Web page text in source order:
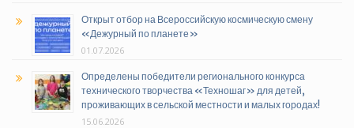
Открыт отбор на Всероссийскую космическую смену
«Дежурный по планете»
01.07.2026
Определены победители регионального конкурса
технического творчества «Техношаг» для детей,
проживающих в сельской местности и малых городах!
15.06.2026